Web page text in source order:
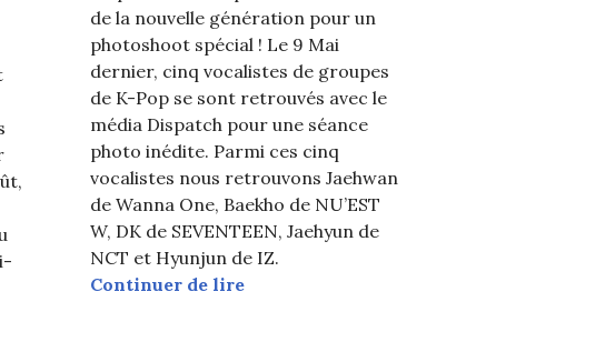
ses couleurs officielles pour son premier anniversaire
de la nouvelle génération pour un
photoshoot spécial ! Le 9 Mai
dernier, cinq vocalistes de groupes
de K-Pop se sont retrouvés avec le
média Dispatch pour une séance
photo inédite. Parmi ces cinq
vocalistes nous retrouvons Jaehwan
de Wanna One, Baekho de NU’EST
W, DK de SEVENTEEN, Jaehyun de
NCT et Hyunjun de IZ.
Continuer de lire5 vocalistes de groupes de K-Pop se